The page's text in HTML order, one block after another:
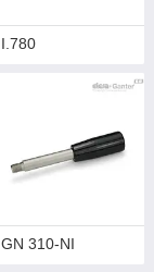
I.780
GN 310-NI